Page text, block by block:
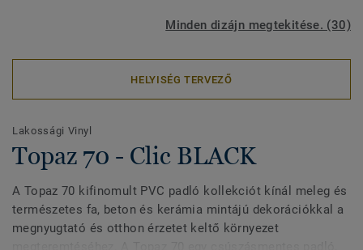
Minden dizájn megtekitése. (30)
HELYISÉG TERVEZŐ
Lakossági Vinyl
Topaz 70 - Clic BLACK
A Topaz 70 kifinomult PVC padló kollekciót kínál meleg és
természetes fa, beton és kerámia mintájú dekorációkkal a
megnyugtató és otthon érzetet keltő környezet